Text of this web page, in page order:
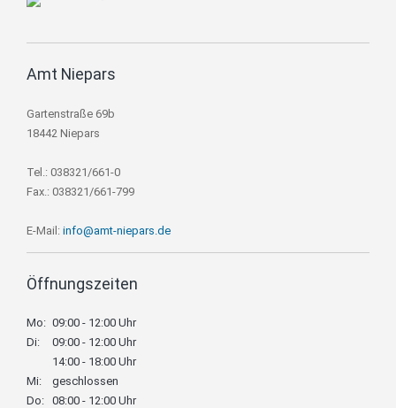
Amt Niepars
Gartenstraße 69b
18442 Niepars
Tel.: 038321/661-0
Fax.: 038321/661-799
E-Mail: info@amt-niepars.de
Öffnungszeiten
Mo: 09:00 - 12:00 Uhr
Di:
09:00 - 12:00 Uhr
14:00 - 18:00 Uhr
Mi:
geschlossen
Do: 08:00 - 12:00 Uhr